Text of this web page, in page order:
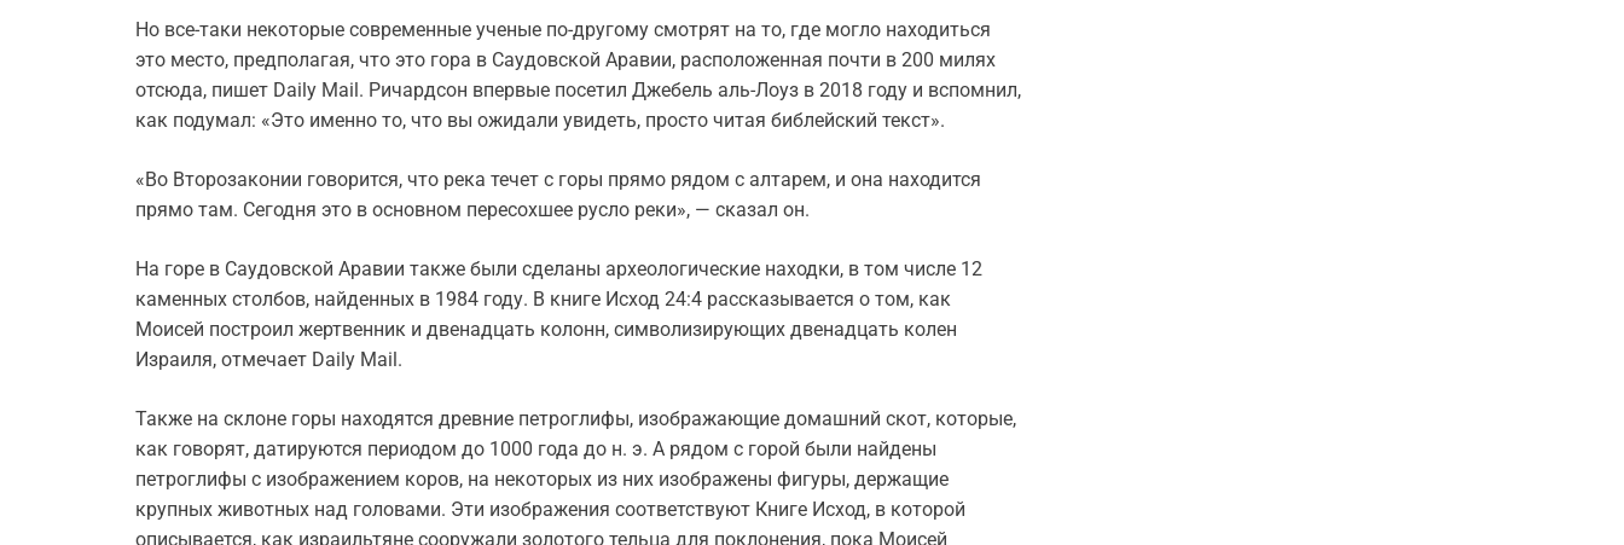
Но все-таки некоторые современные ученые по-другому смотрят на то, где могло находиться
это место, предполагая, что это гора в Саудовской Аравии, расположенная почти в 200 милях
отсюда, пишет Daily Mail. Ричардсон впервые посетил Джебель аль-Лоуз в 2018 году и вспомнил,
как подумал: «Это именно то, что вы ожидали увидеть, просто читая библейский текст».
«Во Второзаконии говорится, что река течет с горы прямо рядом с алтарем, и она находится
прямо там. Сегодня это в основном пересохшее русло реки», — сказал он.
На горе в Саудовской Аравии также были сделаны археологические находки, в том числе 12
каменных столбов, найденных в 1984 году. В книге Исход 24:4 рассказывается о том, как
Моисей построил жертвенник и двенадцать колонн, символизирующих двенадцать колен
Израиля, отмечает Daily Mail.
Также на склоне горы находятся древние петроглифы, изображающие домашний скот, которые,
как говорят, датируются периодом до 1000 года до н. э. А рядом с горой были найдены
петроглифы с изображением коров, на некоторых из них изображены фигуры, держащие
крупных животных над головами. Эти изображения соответствуют Книге Исход, в которой
описывается, как израильтяне сооружали золотого тельца для поклонения, пока Моисей